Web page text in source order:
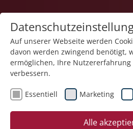
18.12.2025
30 Jahre mit
Auf unserer Webseite werden
davon werden zwingend benötigt,
ermöglichen, Ihre
verbessern.
Essentiell Marketing
Alle